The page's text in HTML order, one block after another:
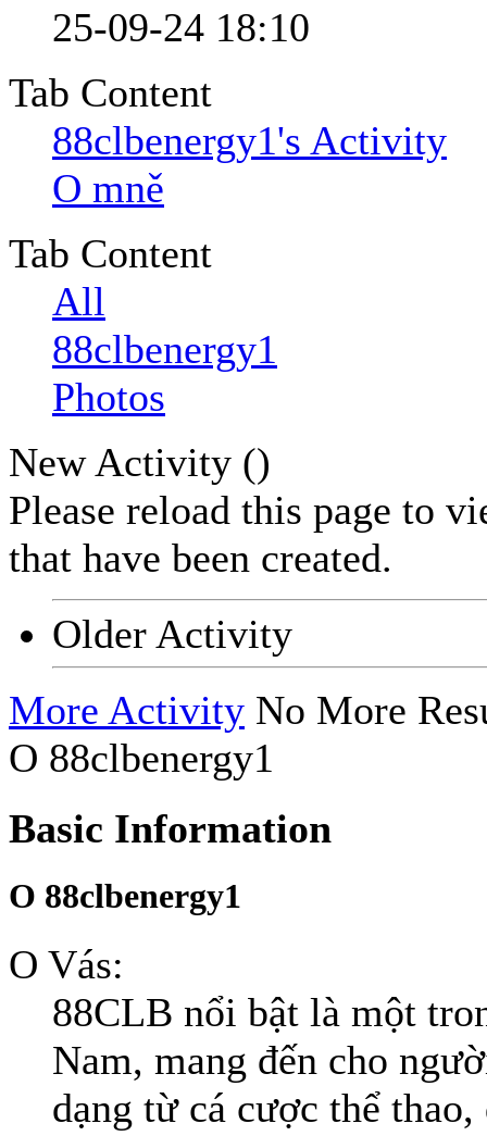
25-09-24 18:10
Tab Content
88clbenergy1's Activity
O mně
Tab Content
All
88clbenergy1
Photos
New Activity ()
Please reload this page to
that have been created.
Older Activity
More Activity No More
O 88clbenergy1
Basic Information
O 88clbenergy1
O Vás:
88CLB nổi bật là một
Nam, mang đến cho
dạng từ cá cược thể